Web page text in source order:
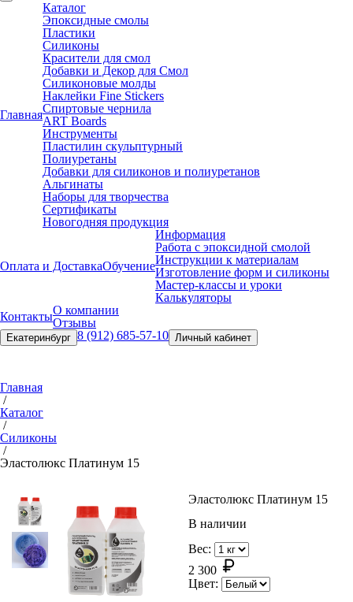
Главная
Каталог
Эпоксидные смолы
Пластики
Силиконы
Красители для смол
Добавки и Декор для Смол
Силиконовые молды
Наклейки Fine Stickers
Спиртовые чернила
ART Boards
Инструменты
Пластилин скульптурный
Полиуретаны
Добавки для силиконов и полиуретанов
Альгинаты
Наборы для творчества
Сертификаты
Новогодняя продукция
Оплата и ДоставкаОбучение
Информация
Работа с эпоксидной смолой
Инструкции к материалам
Изготовление форм и силиконы
Мастер-классы и уроки
Калькуляторы
КонтактыО компании
Отзывы
Екатеринбург 8 (912) 685-57-10 Личный кабинет
Главная
/
Каталог
/
Силиконы
/
Эластолюкс Платинум 15
Эластолюкс Платинум 15
В наличии
Вес:
2 300
Цвет: